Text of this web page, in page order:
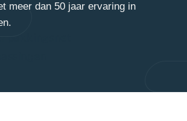
meer dan 50 jaar ervaring in